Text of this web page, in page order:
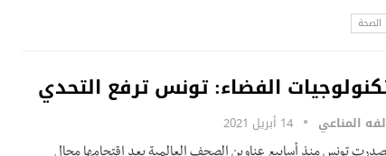
الصحة
الفضاء: تونس ترفع التحدي
المناعي 14 أبريل 2021